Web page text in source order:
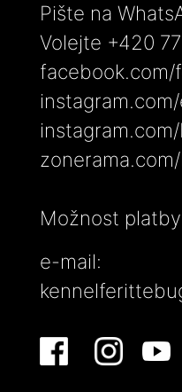
Pište na
Volejte +420
Možnost
e-mail: